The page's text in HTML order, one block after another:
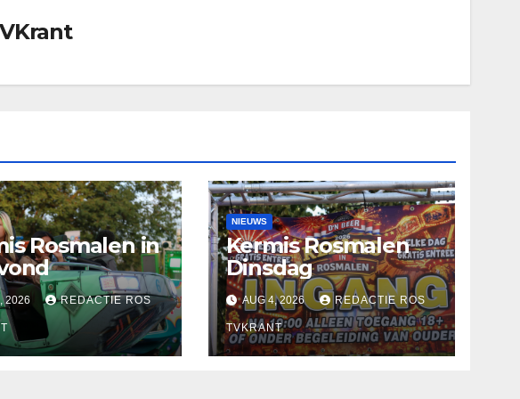
Rosmalen in
2026 REDACTIE ROS
NIEUWS
Kermis Rosmalen
Dinsdag
AUG 4, 2026 REDACTIE ROS
TVKRANT